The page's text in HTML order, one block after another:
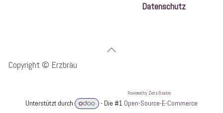
Datenschutz
Copyright © Erzbräu
​Pow​ered by Zeta Gastro
Unterstützt durch - Die #1 Open-Source-E-Commerce